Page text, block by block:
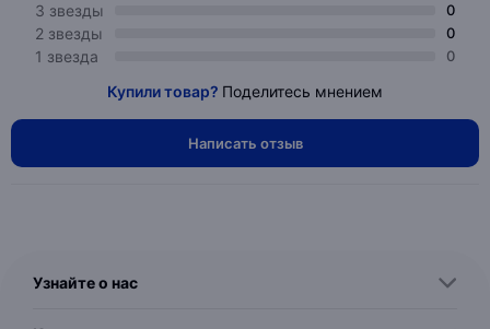
3 звезды 0
2 звезды 0
1 звезда 0
Купили товар? Поделитесь мнением
Написать отзыв
Узнайте о нас